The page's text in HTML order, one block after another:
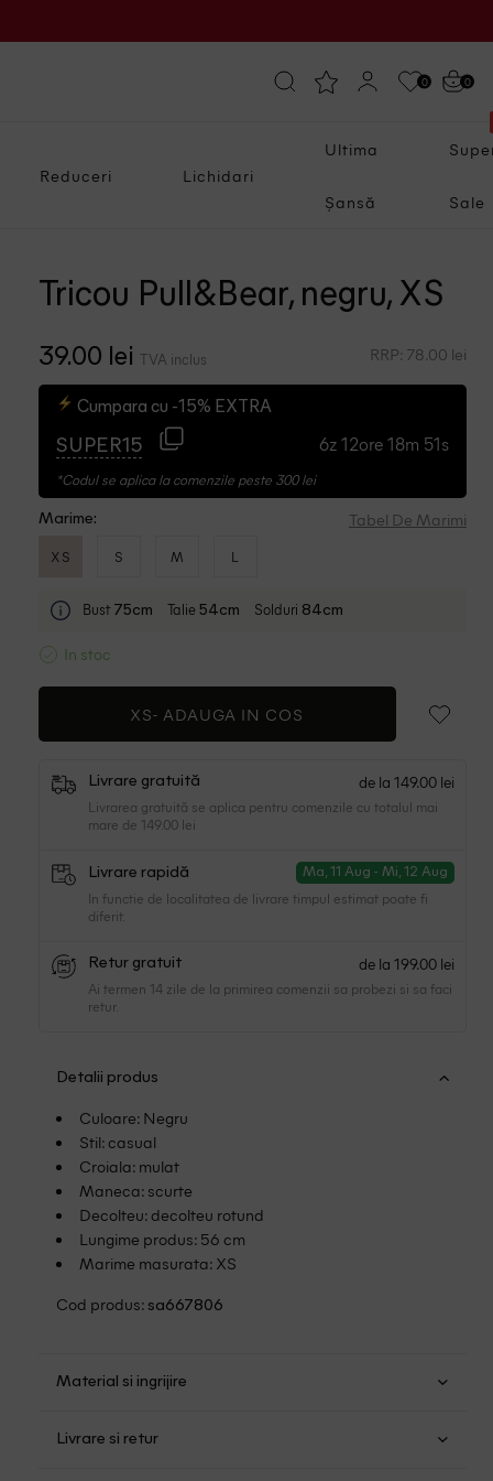
0 0
Reduceri Lichidari
Ultima
Șansă Sale
Tricou Pull&Bear, negru, XS
39.00 lei TVA inclus RRP: 78.00 lei
Cumpara cu -15% EXTRA
SUPER15 6z 12ore 18m 50s
*Codul se aplica la comenzile peste 300 lei
Marime: Tabel De Marimi
XS S M L
Bust 75cm Talie 54cm Solduri 84cm
In stoc
XS-ADAUGA IN COS
Livrare gratuită de la 149.00 lei
Livrarea gratuită se aplica pentru comenzile cu totalul mai
mare de 149.00 lei
Livrare rapidă Ma, 11 Aug - Mi, 12 Aug
In functie de localitatea de livrare timpul estimat poate fi
diferit.
Retur gratuit de la 199.00 lei
Ai termen 14 zile de la primirea comenzii sa probezi si sa faci
retur.
Detalii produs
Culoare: Negru
Stil: casual
Croiala: mulat
Maneca: scurte
Decolteu: decolteu rotund
Lungime produs: 56 cm
Marime masurata: XS
Cod produs: sa667806
Material si ingrijire
Livrare si retur